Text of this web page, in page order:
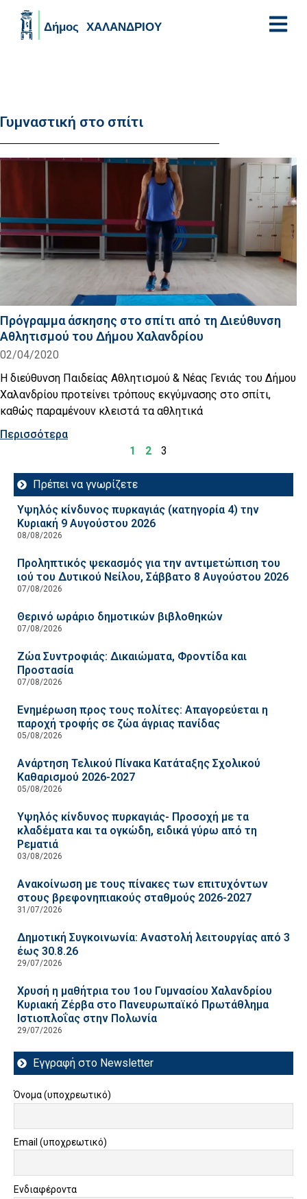
Γυμναστική στο σπίτι
Πρόγραμμα άσκησης στο σπίτι από τη Διεύθυνση
Αθλητισμού του Δήμου Χαλανδρίου
02/04/2020
Η διεύθυνση Παιδείας Αθλητισμού & Νέας Γενιάς του Δήμου
Χαλανδρίου προτείνει τρόπους εκγύμνασης στο σπίτι,
καθώς παραμένουν κλειστά τα αθλητικά
Περισσότερα
1
2 3
Πρέπει να γνωρίζετε
Υψηλός κίνδυνος πυρκαγιάς (κατηγορία 4) την
Κυριακή 9 Αυγούστου 2026
08/08/2026
Προληπτικός ψεκασμός για την αντιμετώπιση του
ιού του Δυτικού Νείλου, Σάββατο 8 Αυγούστου 2026
07/08/2026
Θερινό ωράριο δημοτικών βιβλοθηκών
07/08/2026
Ζώα Συντροφιάς: Δικαιώματα, Φροντίδα και
Προστασία
07/08/2026
Ενημέρωση προς τους πολίτες: Απαγορεύεται η
παροχή τροφής σε ζώα άγριας πανίδας
05/08/2026
Ανάρτηση Τελικού Πίνακα Κατάταξης Σχολικού
Καθαρισμού 2026-2027
05/08/2026
Υψηλός κίνδυνος πυρκαγιάς- Προσοχή με τα
κλαδέματα και τα ογκώδη, ειδικά γύρω από τη
Ρεματιά
03/08/2026
Ανακοίνωση με τους πίνακες των επιτυχόντων
στους βρεφονηπιακούς σταθμούς 2026-2027
31/07/2026
Δημοτική Συγκοινωνία: Αναστολή λειτουργίας από 3
έως 30.8.26
29/07/2026
Χρυσή η μαθήτρια του 1ου Γυμνασίου Χαλανδρίου
Κυριακή Ζέρβα στο Πανευρωπαϊκό Πρωτάθλημα
Ιστιοπλοΐας στην Πολωνία
29/07/2026
Εγγραφή στο Newsletter
Όνομα (υποχρεωτικό)
Email (υποχρεωτικό)
Ενδιαφέροντα